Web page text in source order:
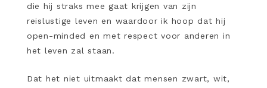
die hij straks mee gaat krijgen van zijn
reislustige leven en waardoor ik hoop dat hij
open-minded en met respect voor anderen in
het leven zal staan.
Dat het niet uitmaakt dat mensen zwart, wit,